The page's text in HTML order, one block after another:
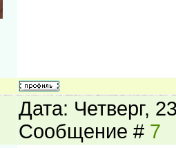
Дата: Четверг,
Сообщение # 7